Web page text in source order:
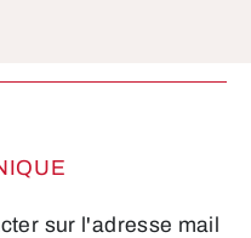
sur l'adresse mail